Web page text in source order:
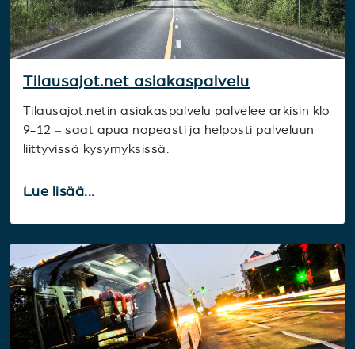
Tilausajot.net asiakaspalvelu
Tilausajot.netin asiakaspalvelu palvelee arkisin klo
9-12 – saat apua nopeasti ja helposti palveluun
liittyvissä kysymyksissä.
Lue lisää...